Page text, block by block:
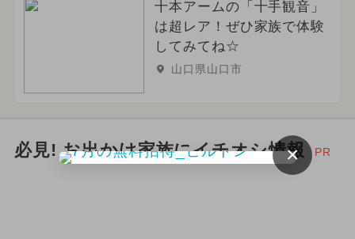
十本アームの「十手観音」
は超レア！ぜひ家族で体験
してみてね☆
山口県山口市
必見! お出かけ家族にイチオシ情報 PR
×